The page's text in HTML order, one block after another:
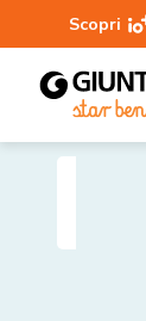
Scopri